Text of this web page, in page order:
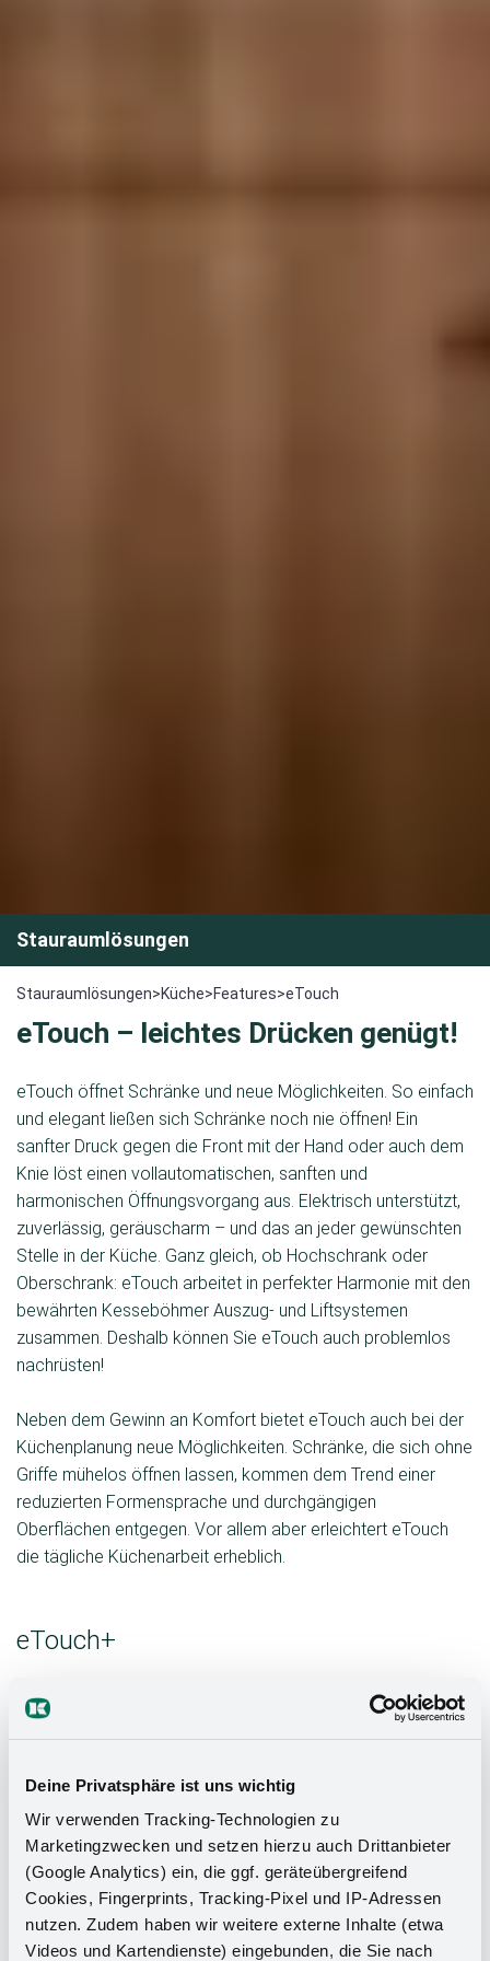
Deine Privatsphäre ist uns wichtig
Wir verwenden Tracking-Technologien zu
Marketingzwecken und setzen hierzu auch Drittanbieter
(Google Analytics) ein, die ggf. geräteübergreifend
Cookies, Fingerprints, Tracking-Pixel und IP-Adressen
nutzen. Zudem haben wir weitere externe Inhalte (etwa
Videos und Kartendienste) eingebunden, die Sie nach
Stauraumlösungen
Stauraumlösungen>Küche>Features>eTouch
eTouch – leichtes Drücken genügt!
eTouch öffnet Schränke und neue Möglichkeiten. So einfach
und elegant ließen sich Schränke noch nie öffnen! Ein
sanfter Druck gegen die Front mit der Hand oder auch dem
Knie löst einen vollautomatischen, sanften und
harmonischen Öffnungsvorgang aus. Elektrisch unterstützt,
zuverlässig, geräuscharm – und das an jeder gewünschten
Stelle in der Küche. Ganz gleich, ob Hochschrank oder
Oberschrank: eTouch arbeitet in perfekter Harmonie mit den
bewährten Kesseböhmer Auszug- und Liftsystemen
zusammen. Deshalb können Sie eTouch auch problemlos
nachrüsten!
Neben dem Gewinn an Komfort bietet eTouch auch bei der
Küchenplanung neue Möglichkeiten. Schränke, die sich ohne
Griffe mühelos öffnen lassen, kommen dem Trend einer
reduzierten Formensprache und durchgängigen
Oberflächen entgegen. Vor allem aber erleichtert eTouch
die tägliche Küchenarbeit erheblich.
eTouch+
eine leicht zu hintergreifende Öffnungsposition
gebracht. Hierbei öffnet sich die Schrankfront um 44
einfach per Hand ganz geöffnet werden kann oder
wieder automatisch schließt. Geeignet für sämtliche
Schrankbreiten, lässt sich der eTouch+ ebenfalls
nachrüsten. Und jetzt neu: Funkschalter und
Anbaugehäuses sind ins insgesamt vier Farben
erhältlich und harmonieren perfekt mit allen gängigen